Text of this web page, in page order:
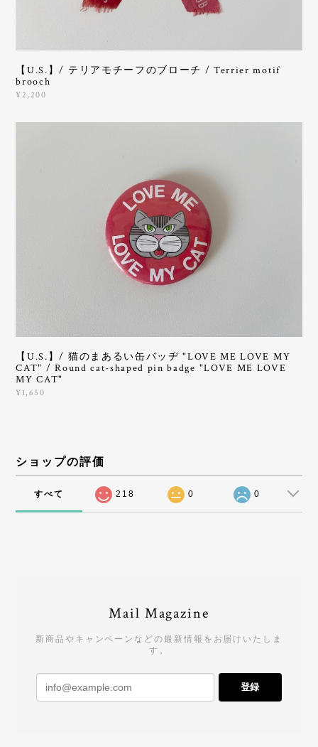
【U.S.】/ テリアモチーフのブローチ / Terrier motif
brooch
¥2,200
【U.S.】/ 猫のまあるい缶バッヂ "LOVE ME LOVE MY
CAT" / Round cat-shaped pin badge "LOVE ME LOVE
MY CAT"
¥1,650
ショップの評価
すべて 218 0 0
Mail Magazine
新商品やキャンペーンなどの最新情報をお届けいたしま
す。
登録